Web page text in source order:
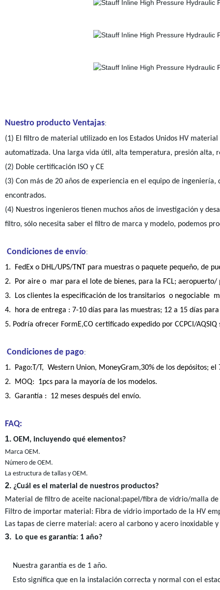
Nuestro producto Ventajas:
(1) El filtro de material utilizado en los Estados Unidos HV
automatizada. Una larga vida útil, alta temperatura, presión alta,
(2) Doble certificación ISO y CE
(3) Con más de 20 años de experiencia en el equipo de
encontrados.
(4) Nuestros ingenieros tienen muchos años de investigación y
filtro, sólo necesita saber el filtro de marca y modelo, podemos
Condiciones de envío:
1.
FedEx o DHL/UPS/TNT para muestras opaquete pequeño, de
2.
Por aire o mar para el lote de bienes, para la FCL; aeropuerto/
3. Los clientes la especificación de los transitarios o negociable
4.
hora de entrega : 7-10 días para las muestras; 12 a 15 días
5. Podría ofrecer FormE,CO certificado expedido por CCPCI/AQSIQ
Condiciones de pago:
1. Pago:T/T, WesternUnion, MoneyGram,30% de los depósitos;
2.
MOQ: 1pcspara la mayoría de los modelos.
3. Garantía : 12 meses después del envío.
FAQ:
1. OEM, incluyendo qué elementos?
Marca OEM.
Número de OEM.
La estructura de tallas y OEM.
2. ¿Cuál es el material de nuestros productos?
Material de filtro de aceite nacional:papel/fibra de vidrio/malla
Filtro de importar material: Fibra de vidrio importado de la HV
Las tapas de cierre material: acero al carbono y acero inoxidable
3. Lo que es garantía: 1 año?
Nuestra garantía es de 1 año.
Esto significa que en la instalación correcta y normal con el